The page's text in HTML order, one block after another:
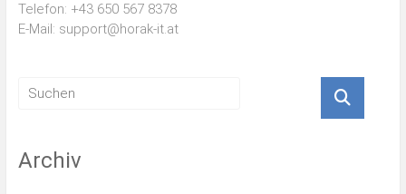
Telefon: +43 650 567 8378
E-Mail: support@horak-it.at
Archiv